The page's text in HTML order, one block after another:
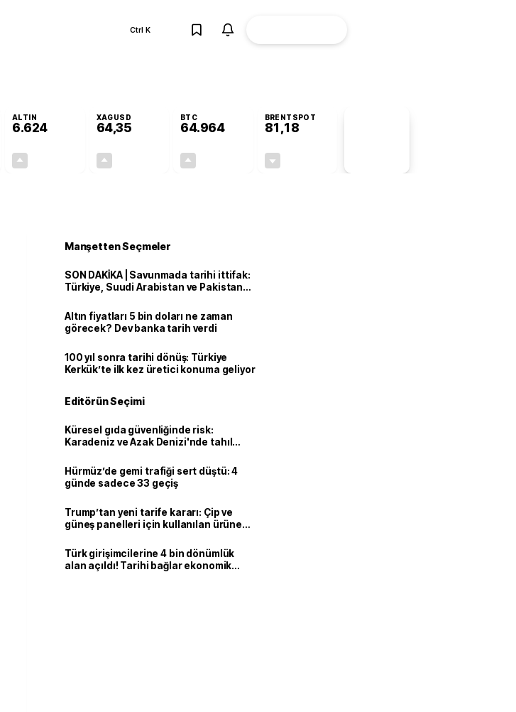
Ctrl K
ALTIN
6.624
XAGUSD
64,35
BTC
64.964
BRENTSPOT
81,18
Manşetten Seçmeler
SON DAKİKA | Savunmada tarihi ittifak:
Türkiye, Suudi Arabistan ve Pakistan
Altın fiyatları 5 bin doları ne zaman
görecek? Dev banka tarih verdi
100 yıl sonra tarihi dönüş: Türkiye
Kerkük’te ilk kez üretici konuma geliyor
Editörün Seçimi
Küresel gıda güvenliğinde risk:
Karadeniz ve Azak Denizi'nde tahıl
Hürmüz’de gemi trafiği sert düştü: 4
günde sadece 33 geçiş
Trump’tan yeni tarife kararı: Çip ve
güneş panelleri için kullanılan ürüne
Türk girişimcilerine 4 bin dönümlük
alan açıldı! Tarihi bağlar ekonomik